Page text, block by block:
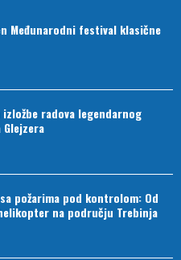
Međunarodni festival klasične
radova legendarnog
požarima pod kontrolom: Od
na području Trebinja